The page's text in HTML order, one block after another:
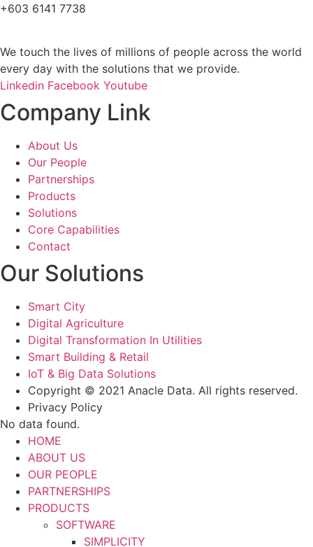
+603 6141 7738
We touch the lives of millions of people across the world
every day with the solutions that we provide.
Linkedin Facebook Youtube
Company Link
About Us
Our People
Partnerships
Products
Solutions
Core Capabilities
Contact
Our Solutions
Smart City
Digital Agriculture
Digital Transformation In Utilities
Smart Building & Retail
IoT & Big Data Solutions
Copyright © 2021 Anacle Data. All rights reserved.
Privacy Policy
No data found.
HOME
ABOUT US
OUR PEOPLE
PARTNERSHIPS
PRODUCTS
SOFTWARE
SIMPLICITY